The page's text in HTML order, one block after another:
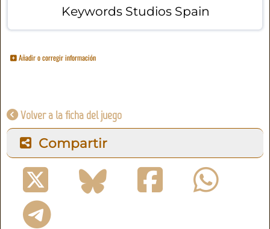
Keywords Studios Spain
Añadir o corregir información
Volver a la ficha del juego
Compartir